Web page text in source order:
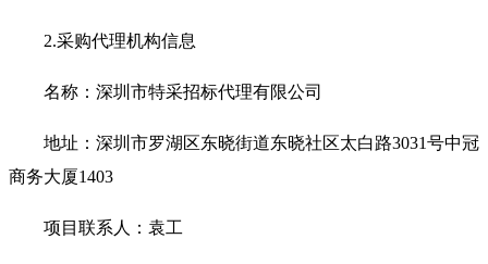
2.采购代理机构信息
名称：深圳市特采招标代理有限公司
地址：深圳市罗湖区东晓街道东晓社区太白路3031号中冠
商务大厦1403
项目联系人：袁工